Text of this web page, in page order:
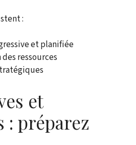
:
et planifiée
ressources
et
: préparez